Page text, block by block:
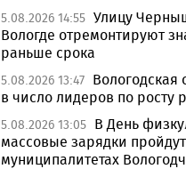
5.08.2026 14:55 Улицу
Вологде отремонтируют
раньше срока
5.08.2026 13:47 Вологодская
в число лидеров по росту
5.08.2026 13:05 В День
массовые зарядки
муниципалитетах